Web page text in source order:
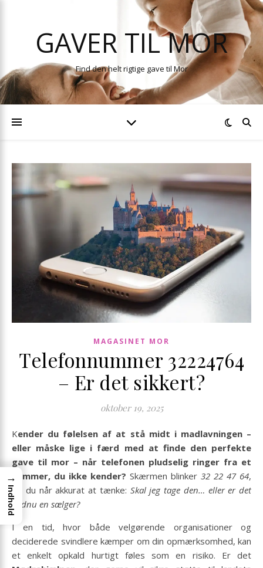
GAVER TIL MOR
Find den helt rigtige gave til Mor
MAGASINET MOR
Telefonnummer 32224764
– Er det sikkert?
oktober 19, 2025
Kender du følelsen af at stå midt i madlavningen –
eller måske lige i færd med at finde den perfekte
gave til mor – når telefonen pludselig ringer fra et
nummer, du ikke kender? Skærmen blinker 32 22 47 64,
og du når akkurat at tænke: Skal jeg tage den… eller er det
endnu en sælger?
I en tid, hvor både velgørende organisationer og
deciderede svindlere kæmper om din opmærksomhed, kan
et enkelt opkald hurtigt føles som en risiko. Er det
→
Indhold